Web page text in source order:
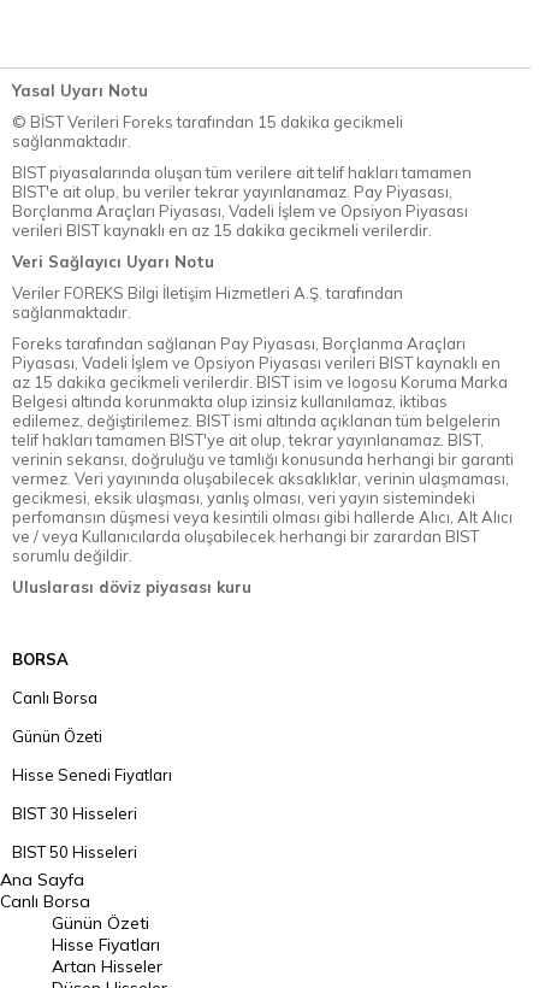
Yasal Uyarı Notu
© BİST Verileri Foreks tarafından 15 dakika gecikmeli
sağlanmaktadır.
BIST piyasalarında oluşan tüm verilere ait telif hakları tamamen
BIST'e ait olup, bu veriler tekrar yayınlanamaz. Pay Piyasası,
Borçlanma Araçları Piyasası, Vadeli İşlem ve Opsiyon Piyasası
verileri BIST kaynaklı en az 15 dakika gecikmeli verilerdir.
Veri Sağlayıcı Uyarı Notu
Veriler FOREKS Bilgi İletişim Hizmetleri A.Ş. tarafından
sağlanmaktadır.
Foreks tarafından sağlanan Pay Piyasası, Borçlanma Araçları
Piyasası, Vadeli İşlem ve Opsiyon Piyasası verileri BIST kaynaklı en
az 15 dakika gecikmeli verilerdir. BIST isim ve logosu Koruma Marka
Belgesi altında korunmakta olup izinsiz kullanılamaz, iktibas
edilemez, değiştirilemez. BIST ismi altında açıklanan tüm belgelerin
telif hakları tamamen BIST'ye ait olup, tekrar yayınlanamaz. BIST,
verinin sekansı, doğruluğu ve tamlığı konusunda herhangi bir garanti
vermez. Veri yayınında oluşabilecek aksaklıklar, verinin ulaşmaması,
gecikmesi, eksik ulaşması, yanlış olması, veri yayın sistemindeki
perfomansın düşmesi veya kesintili olması gibi hallerde Alıcı, Alt Alıcı
ve / veya Kullanıcılarda oluşabilecek herhangi bir zarardan BIST
sorumlu değildir.
Uluslarası döviz piyasası kuru
BORSA
Canlı Borsa
Günün Özeti
Hisse Senedi Fiyatları
BIST 30 Hisseleri
BIST 50 Hisseleri
BIST 100 Hisseleri
En Çok Artan Hisseler
En Çok Düşen Hisseler
Ana Sayfa
Canlı Borsa
Günün Özeti
Hisse Fiyatları
Artan Hisseler